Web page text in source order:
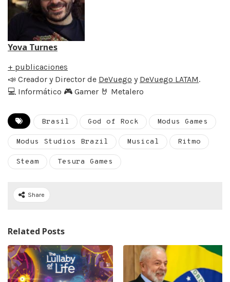
Yova Turnes
+ publicaciones
📣 Creador y Director de DeVuego y DeVuego LATAM.
💻 Informático 🎮 Gamer 🤘 Metalero
Brasil God of Rock Modus Games
Modus Studios Brazil Musical Ritmo
Steam Tesura Games
Share
Related Posts